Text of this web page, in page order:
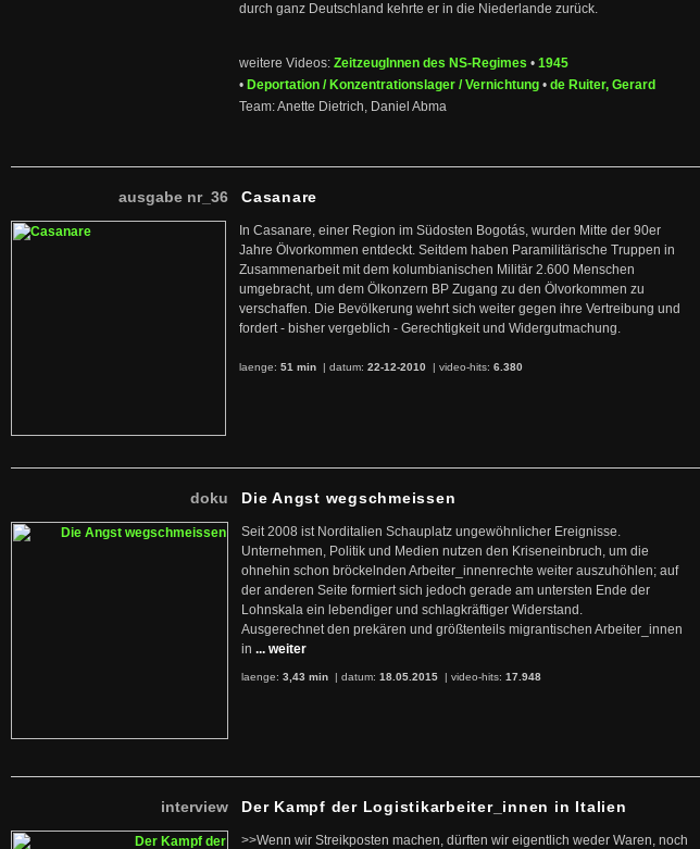
durch ganz Deutschland kehrte er in die Niederlande zurück.
weitere Videos: ZeitzeugInnen des NS-Regimes • 1945
• Deportation / Konzentrationslager / Vernichtung • de Ruiter, Gerard
Team: Anette Dietrich, Daniel Abma
ausgabe nr_36 Casanare
In Casanare, einer Region im Südosten Bogotás, wurden Mitte der 90er
Jahre Ölvorkommen entdeckt. Seitdem haben Paramilitärische Truppen in
Zusammenarbeit mit dem kolumbianischen Militär 2.600 Menschen
umgebracht, um dem Ölkonzern BP Zugang zu den Ölvorkommen zu
verschaffen. Die Bevölkerung wehrt sich weiter gegen ihre Vertreibung und
fordert - bisher vergeblich - Gerechtigkeit und Widergutmachung.
laenge: 51 min | datum: 22-12-2010 | video-hits: 6.380
doku Die Angst wegschmeissen
Seit 2008 ist Norditalien Schauplatz ungewöhnlicher Ereignisse.
Unternehmen, Politik und Medien nutzen den Kriseneinbruch, um die
ohnehin schon bröckelnden Arbeiter_innenrechte weiter auszuhöhlen; auf
der anderen Seite formiert sich jedoch gerade am untersten Ende der
Lohnskala ein lebendiger und schlagkräftiger Widerstand.
Ausgerechnet den prekären und größtenteils migrantischen Arbeiter_innen
in ... weiter
laenge: 3,43 min | datum: 18.05.2015 | video-hits: 17.948
interview Der Kampf der Logistikarbeiter_innen in Italien
>>Wenn wir Streikposten machen, dürften wir eigentlich weder Waren, noch